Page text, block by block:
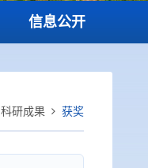
信息公开
科研成果 获奖